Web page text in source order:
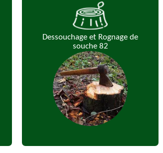
Dessouchage et Rognage de
souche 82